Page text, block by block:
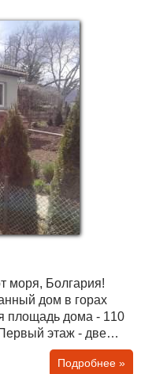
моря, Болгария!
дом в горах
площадь дома - 110
. Второй
Подробнее »